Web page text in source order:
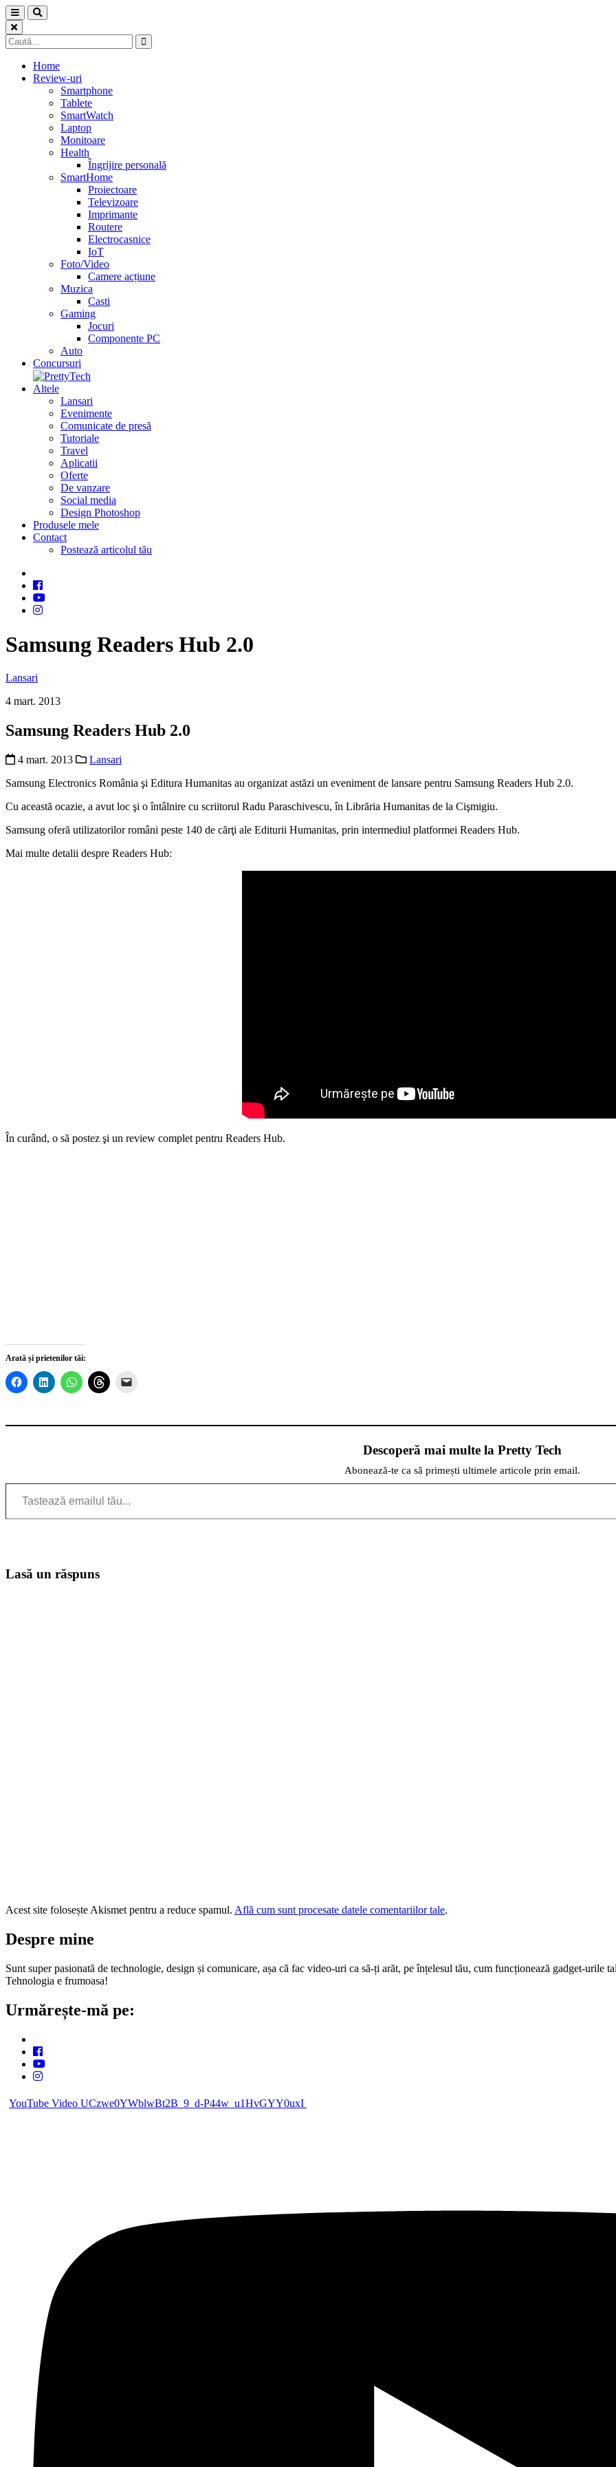
Skip
to
content
Caută
după:
Home
Review-uri
Smartphone
Tablete
SmartWatch
Laptop
Monitoare
Health
Îngrijire personală
SmartHome
Proiectoare
Televizoare
Imprimante
Routere
Electrocasnice
IoT
Foto/Video
Camere acțiune
Muzica
Casti
Gaming
Jocuri
Componente PC
Auto
Concursuri
Altele
Lansari
Evenimente
Comunicate de presă
Tutoriale
Travel
Aplicatii
Oferte
De vanzare
Social media
Design Photoshop
Produsele mele
Contact
Postează articolul tău
Samsung Readers Hub 2.0
Lansari
4 mart. 2013
Samsung Readers Hub 2.0
4 mart. 2013
Lansari
Samsung Electronics România şi Editura Humanitas au organizat astăzi un eveniment de lansare pentru Samsung Readers Hub 2.0.
Cu această ocazie, a avut loc şi o întâlnire cu scriitorul Radu Paraschivescu, în Librăria Humanitas de la Cişmigiu.
Samsung oferă utilizatorilor români peste 140 de cărţi ale Editurii Humanitas, prin intermediul platformei Readers Hub.
Mai multe detalii despre Readers Hub:
În curând, o să postez şi un review complet pentru Readers Hub.
Arată și prietenilor tăi:
Descoperă mai multe la Pretty Tech
Abonează-te ca să primești ultimele articole prin email.
Tastează emailul tău...
Lasă un răspuns
Acest site folosește Akismet pentru a reduce spamul. Află cum sunt procesate datele comentariilor tale.
Despre mine
Sunt super pasionată de technologie, design și comunicare, așa că fac video-uri ca să-ți arăt, pe înțelesul tău, cum funcționează gadget-urile
Tehnologia e frumoasa!
Urmărește-mă pe:
YouTube Video UCzwe0YWblwBt2B_9_d-P44w_u1HvGYY0uxI